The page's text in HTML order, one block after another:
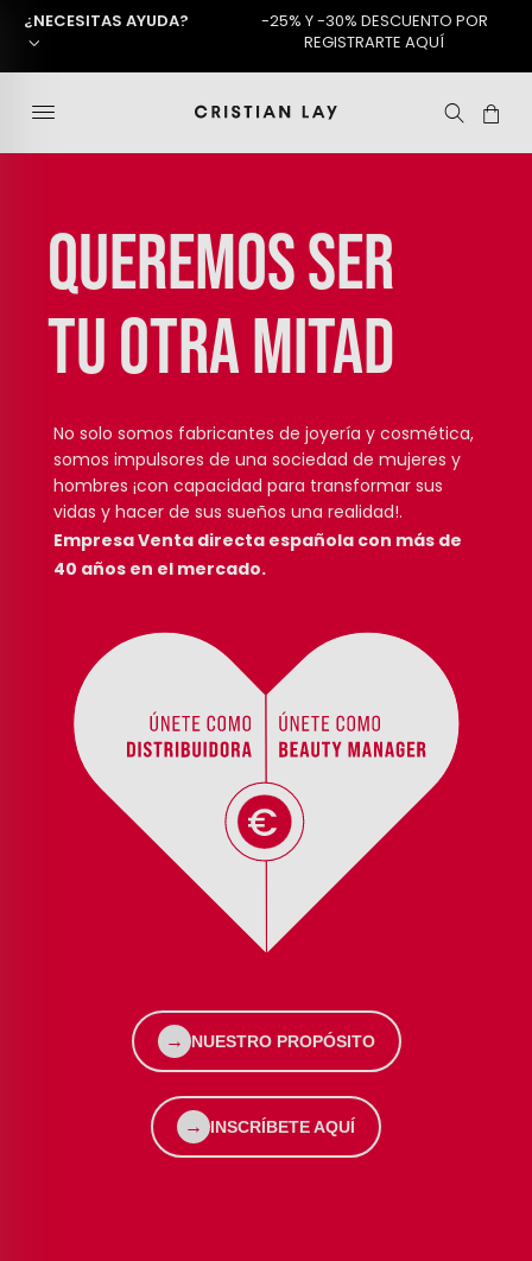
¿NECESITAS AYUDA?
-25% Y -30% DESCUENTO POR
REGISTRARTE AQUÍ
QUEREMOS SER
TU OTRA MITAD
No solo somos fabricantes de joyería y cosmética,
somos impulsores de una sociedad de mujeres y
hombres ¡con capacidad para transformar sus
vidas y hacer de sus sueños una realidad!.
Empresa Venta directa española con más de
40 años en el mercado.
→ NUESTRO PROPÓSITO
→ INSCRÍBETE AQUÍ